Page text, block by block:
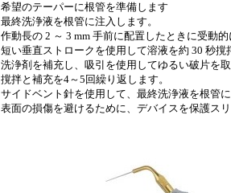
希望のテーパーに根管を準備します
最終洗浄液を根管に注入します。
作動長の 2 ～ 3 mm 手前に配置したときに受動
短い垂直ストロークを使用して溶液を約 30 秒
洗浄剤を補充し、吸引を使用してゆるい破片を
撹拌と補充を4～5回繰り返します。
サイドベント針を使用して、最終洗浄液を根管
表面の損傷を避けるために、デバイスを保護ス